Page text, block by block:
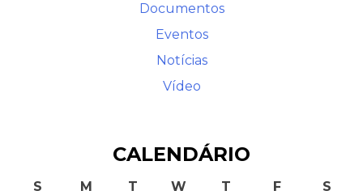
Documentos
Eventos
Notícias
Vídeo
CALENDÁRIO
S M T W T F
S